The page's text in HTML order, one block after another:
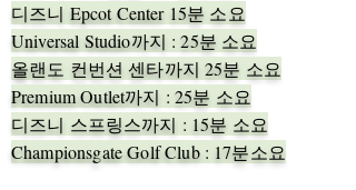
디즈니 Epcot Center 15분 소요
Universal Studio까지 : 25분 소요
올랜도 컨번션 센타까지 25분 소요
Premium Outlet까지 : 25분 소요
​디즈니 스프링스까지 : 15분 소요
Championsgate Golf Club : 17분소요